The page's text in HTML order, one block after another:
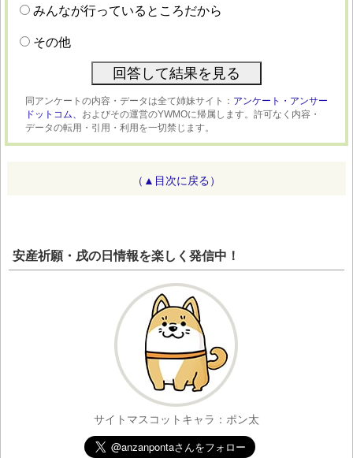
みんなが行っているところだから
その他
同アンケートの内容・データは全て姉妹サイト： アンケート・アンサー
ドットコム、 およびその運営のYWMOに帰属します。許可なく内容・
データの転用・引用・利用を一切禁じます。
（▲目次に戻る）
安産祈願・戌の日情報を楽しく発信中！
サイトマスコットキャラ：ポン太